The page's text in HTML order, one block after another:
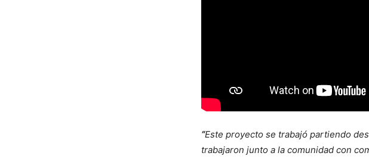
“Este proyecto se trabajó partiendo
trabajaron junto a la comunidad con